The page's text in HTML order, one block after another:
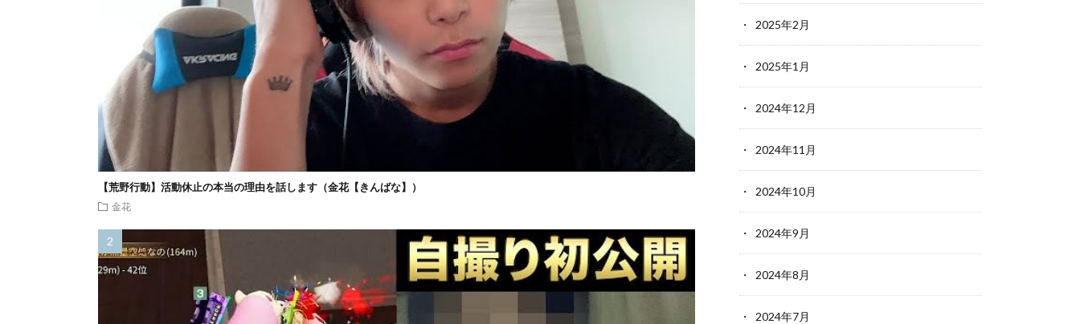
【荒野行動】活動休止の本当の理由を話します（金花【きんばな】）
金花
2025年2月
2025年1月
2024年12月
2024年11月
2024年10月
2024年9月
2024年8月
2024年7月